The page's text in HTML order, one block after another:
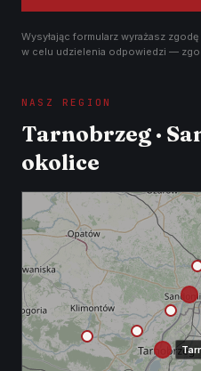
Wysyłając formularz wyrażasz
w celu udzielenia odpowiedzi —
NASZ REGION
Tarnobrzeg ·
okolice